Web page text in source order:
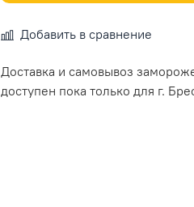
Добавить в сравнение
Доставка и самовывоз
доступен пока только для г.